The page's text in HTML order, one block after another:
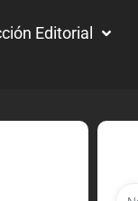
Editorial